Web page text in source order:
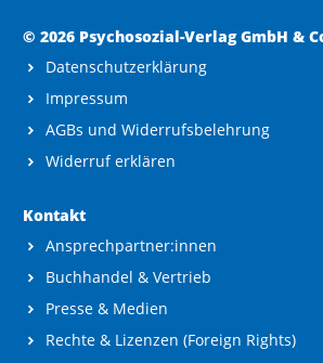
© 2026 Psychosozial-Verlag GmbH &
Datenschutzerklärung
Impressum
AGBs und Widerrufsbelehrung
Widerruf erklären
Kontakt
Ansprechpartner:innen
Buchhandel & Vertrieb
Presse & Medien
Rechte & Lizenzen (Foreign Rights)